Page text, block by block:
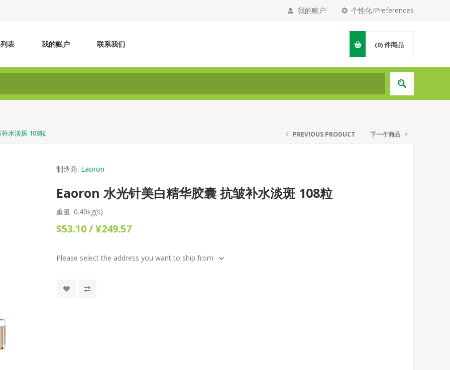
个性化/Preferences
我的账户
表 我的账户 联系我们 (0)件商品
水淡斑 108粒 PREVIOUS PRODUCT 下一个商品
制造商: Eaoron
Eaoron 水光针美白精华胶囊 抗皱补水淡斑 108粒
重量: 0.40kg(s)
$53.10 / ¥249.57
Please select the address you want to ship from